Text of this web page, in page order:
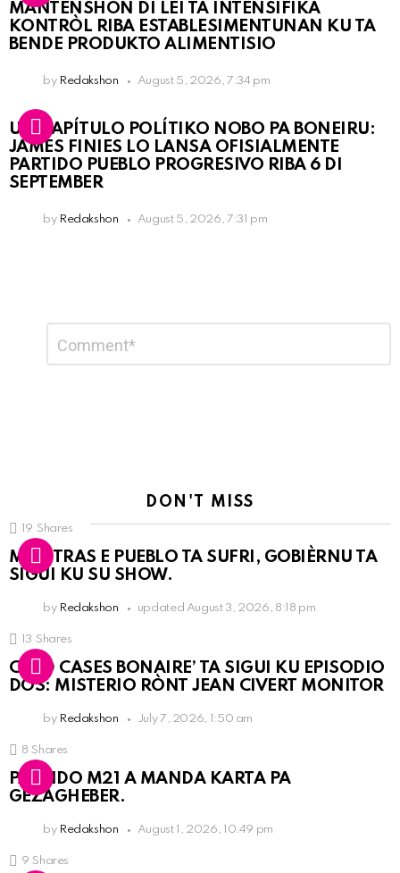
MANTENSHON DI LEI TA INTENSIFIKÁ
KONTRÒL RIBA ESTABLESIMENTUNAN KU TA
BENDE PRODUKTO ALIMENTISIO
by Redakshon August 5, 2026, 7:34 pm
UN KAPÍTULO POLÍTIKO NOBO PA BONEIRU:
JAMES FINIES LO LANSA OFISIALMENTE
PARTIDO PUEBLO PROGRESIVO RIBA 6 DI
SEPTEMBER
by Redakshon August 5, 2026, 7:31 pm
Reply
DON'T MISS
19 Shares
MIENTRAS E PUEBLO TA SUFRI, GOBIÈRNU TA
SIGUI KU SU SHOW.
by Redakshon updated August 3, 2026, 8:18 pm
13 Shares
COLD CASES BONAIRE’ TA SIGUI KU EPISODIO
DOS: MISTERIO RÒNT JEAN CIVERT MONITOR
by Redakshon July 7, 2026, 1:50 am
8 Shares
PARTIDO M21 A MANDA KARTA PA
GEZAGHEBER.
by Redakshon August 1, 2026, 10:49 pm
9 Shares